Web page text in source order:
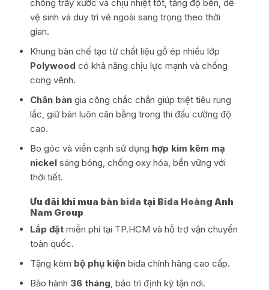
chống trầy xước và chịu nhiệt tốt, tăng độ bền, dễ
vệ sinh và duy trì vẻ ngoài sang trọng theo thời
gian.
Khung bàn chế tạo từ chất liệu gỗ ép nhiều lớp
Polywood có khả năng chịu lực mạnh và chống
cong vênh.
Chân bàngia công chắc chắn giúp triệt tiêu rung
lắc, giữ bàn luôn cân bằng trong thi đấu cường độ
cao.
Bo góc và viền cạnh sử dụng hợp kim kẽm mạ
nickelsáng bóng, chống oxy hóa, bền vững với
thời tiết.
Ưu đãi khi mua bàn bida tại Bida Hoàng Anh
Nam Group
Lắp đặt miễn phí tại TP.HCM và hỗ trợ vận chuyển
toàn quốc.
Tặng kèm bộ phụ kiệnbida chính hãng cao cấp.
Bảo hành 36 tháng, bảo trì định kỳ tận nơi.